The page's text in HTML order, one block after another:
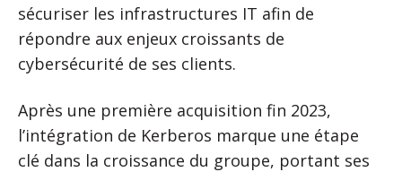
sécuriser les infrastructures IT afin de
répondre aux enjeux croissants de
cybersécurité de ses clients.
Après une première acquisition fin 2023,
l’intégration de Kerberos marque une étape
clé dans la croissance du groupe, portant ses